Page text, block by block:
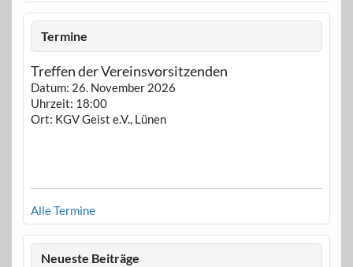
Termine
Treffen der Vereinsvorsitzenden
Datum: 26. November 2026
Uhrzeit: 18:00
Ort: KGV Geist e.V., Lünen
Alle Termine
Neueste Beiträge